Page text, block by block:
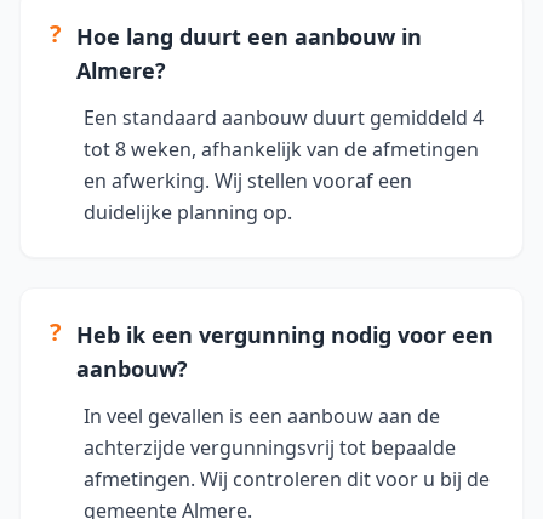
? Hoe lang duurt een aanbouw in
Almere?
Een standaard aanbouw duurt gemiddeld 4
tot 8 weken, afhankelijk van de afmetingen
en afwerking. Wij stellen vooraf een
duidelijke planning op.
? Heb ik een vergunning nodig voor een
aanbouw?
In veel gevallen is een aanbouw aan de
achterzijde vergunningsvrij tot bepaalde
afmetingen. Wij controleren dit voor u bij de
gemeente Almere.